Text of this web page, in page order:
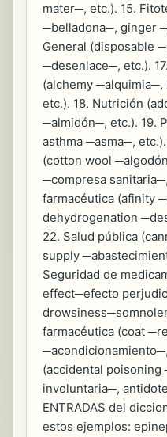
mater─, etc.). 15.
─belladona─, ginger
General (disposable
─desenlace─, etc.).
(alchemy
etc.). 18. Nutrición
─almidón─, etc.). 19.
asthma ─asma─,
(cotton wool
─compresa
farmacéutica (afinity
dehydrogenation
22. Salud pública
supply
Seguridad de
effect─efecto
farmacéutica (coat
(accidental poisoning
involuntaria─,
ENTRADAS del
estos ejemplos: